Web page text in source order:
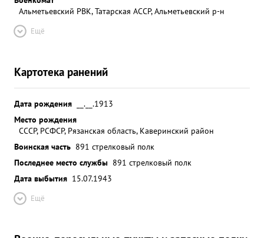
Альметьевский РВК, Татарская АССР, Альметьевский р-н
Ещё
Картотека ранений
Дата рождения
__.__.1913
Место рождения
СССР, РСФСР, Рязанская область, Каверинский район
Воинская часть 891 стрелковый полк
Последнее место службы 891 стрелковый полк
Дата выбытия 15.07.1943
Ещё